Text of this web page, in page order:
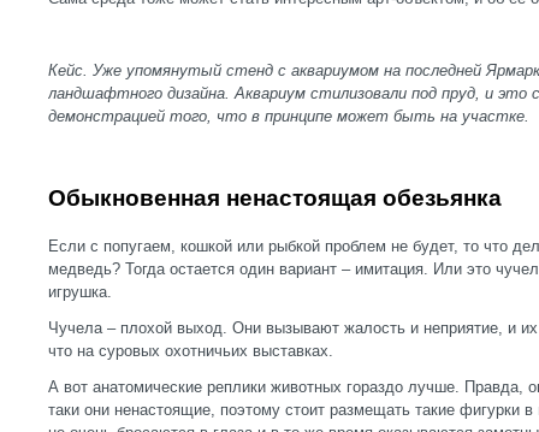
Кейс. Уже упомянутый стенд с аквариумом на последней
ландшафтного дизайна. Аквариум стилизовали под пруд, и это
демонстрацией того, что в принципе может быть на участке.
Обыкновенная ненастоящая обезьянка
Если с попугаем, кошкой или рыбкой проблем не будет, то что
медведь? Тогда остается один вариант – имитация. Или это
игрушка.
Чучела – плохой выход. Они вызывают жалость и неприятие, и их
что на суровых охотничьих выставках.
А вот анатомические реплики животных гораздо лучше. Правда,
таки они ненастоящие, поэтому стоит размещать такие фигурки